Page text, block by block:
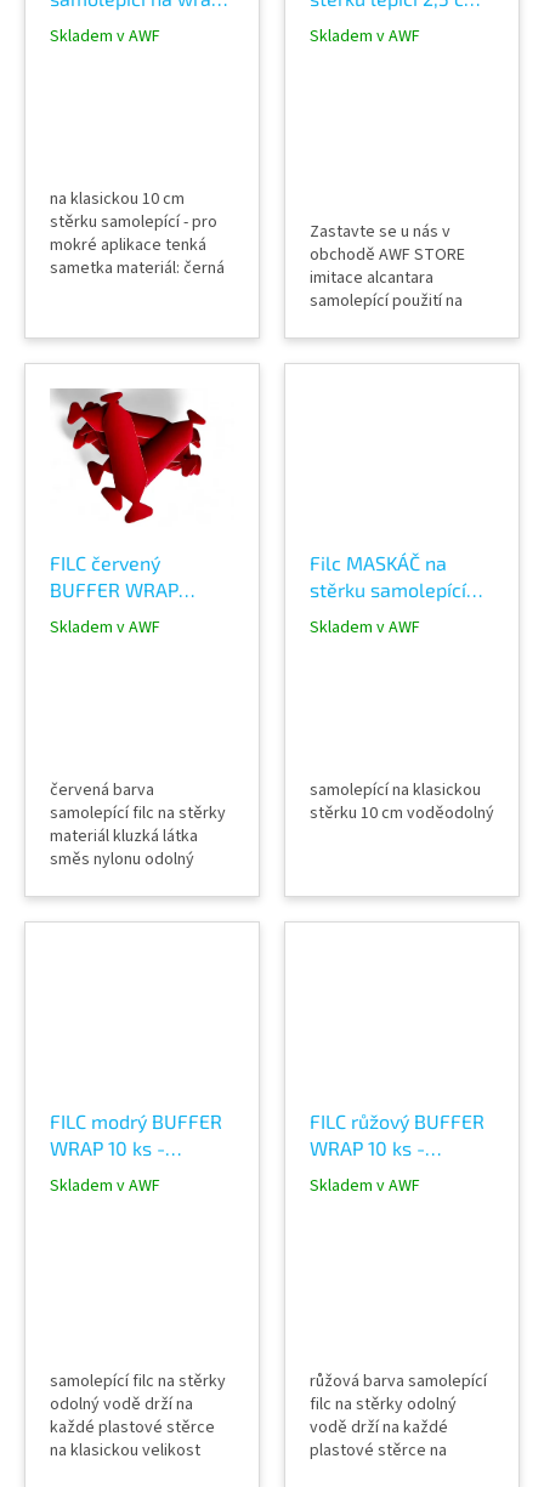
stěrku
Skladem v AWF
na klasickou 10 cm
stěrku samolepící - pro
mokré aplikace tenká
sametka materiál: černá
šířka
Skladem v AWF
Zastavte se u nás v
obchodě AWF STORE
imitace alcantara
samolepící použití na
podlepení vrzajících
plastů v interiéru
FILC červený
BUFFER WRAP
samolepící ochranný
Skladem v AWF
červená barva
samolepící filc na stěrky
materiál kluzká látka
směs nylonu odolný
plastové stěrce na
klasickou velikost stěrky
Filc MASKÁČ na
stěrku samolepící
WRAP PPF lepení
Skladem v AWF
samolepící na klasickou
stěrku 10 cm voděodolný
FILC modrý BUFFER
WRAP 10 ks -
samolepící ochranný
Skladem v AWF
samolepící filc na stěrky
odolný vodě drží na
každé plastové stěrce
na klasickou velikost
FILC růžový BUFFER
WRAP 10 ks -
samolepící ochranný
Skladem v AWF
růžová barva samolepící
filc na stěrky odolný
vodě drží na každé
plastové stěrce na